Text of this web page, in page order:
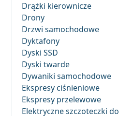
Drążki kierownicze
Drony
Drzwi samochodowe
Dyktafony
Dyski SSD
Dyski twarde
Dywaniki samochodowe
Ekspresy ciśnieniowe
Ekspresy przelewowe
Elektryczne szczoteczki do